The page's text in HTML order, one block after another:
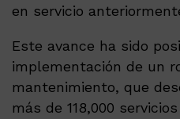
en servicio
Este avance ha sido
implementación de un
mantenimiento, que
más de 118,000